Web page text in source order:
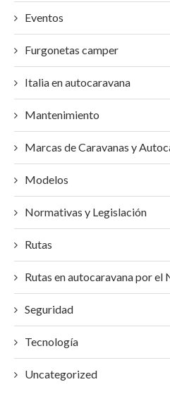
Eventos
Furgonetas camper
Italia en autocaravana
Mantenimiento
Marcas de Caravanas y
Modelos
Normativas y Legislación
Rutas
Rutas en autocaravana por el
Seguridad
Tecnología
Uncategorized